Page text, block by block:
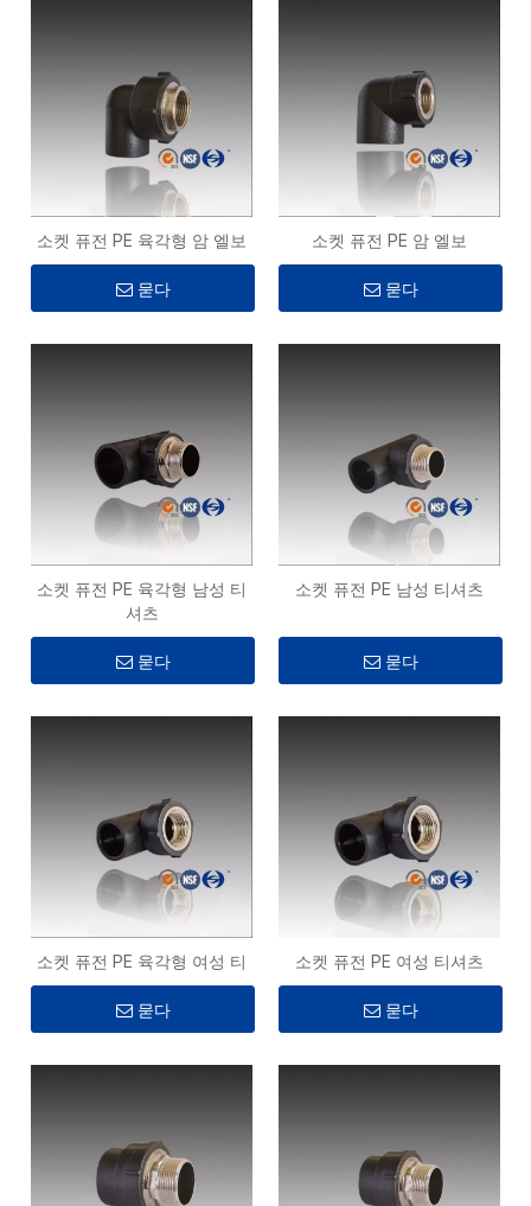
소켓 퓨전 PE 육각형 암 엘보
묻다
소켓 퓨전 PE 암 엘보
묻다
소켓 퓨전 PE 육각형 남성 티
셔츠
묻다
소켓 퓨전 PE 남성 티셔츠
묻다
소켓 퓨전 PE 육각형 여성 티
묻다
소켓 퓨전 PE 여성 티셔츠
묻다